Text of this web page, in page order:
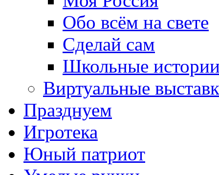
Обо всём на свете
Сделай сам
Школьные
Виртуальные
Празднуем
Игротека
Юный патриот